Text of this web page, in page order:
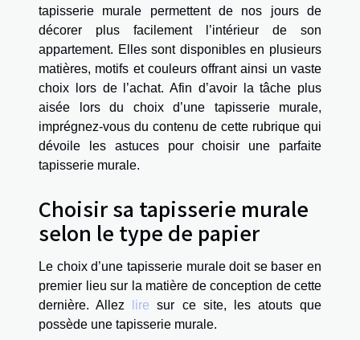
tapisserie murale permettent de nos jours de
décorer plus facilement l’intérieur de son
appartement. Elles sont disponibles en plusieurs
matières, motifs et couleurs offrant ainsi un vaste
choix lors de l’achat. Afin d’avoir la tâche plus
aisée lors du choix d’une tapisserie murale,
imprégnez-vous du contenu de cette rubrique qui
dévoile les astuces pour choisir une parfaite
tapisserie murale.
Choisir sa tapisserie murale
selon le type de papier
Le choix d’une tapisserie murale doit se baser en
premier lieu sur la matière de conception de cette
dernière. Allez
lire
sur ce site, les atouts que
possède une tapisserie murale.